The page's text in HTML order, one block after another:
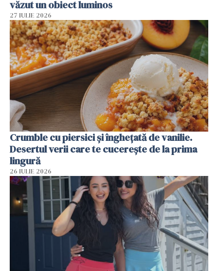
văzut un obiect luminos
27 IULIE 2026
Crumble cu piersici și înghețată de vanilie.
Desertul verii care te cucerește de la prima
lingură
26 IULIE 2026